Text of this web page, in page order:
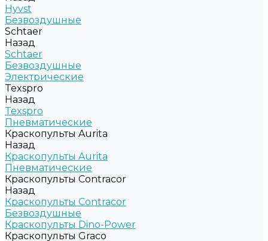
Hyvst
Безвоздушные
Schtaer
Назад
Schtaer
Безвоздушные
Электрические
Texspro
Назад
Texspro
Пневматические
Краскопульты Aurita
Назад
Краскопульты Aurita
Пневматические
Краскопульты Contracor
Назад
Краскопульты Contracor
Безвоздушные
Краскопульты Dino-Power
Краскопульты Graco